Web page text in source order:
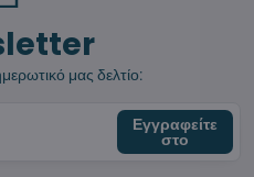
μας δελτίο:
Εγγραφείτε
στο